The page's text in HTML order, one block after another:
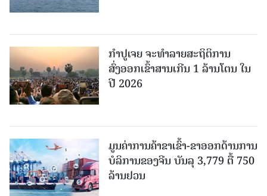
ກຳປູເຈຍ ຈະທຳລາຍສະຖິຕິການ
ສົ່ງອອກເຂົ້າສານເກີນ 1 ລ້ານໂຕນ ໃນ
ປີ 2026
ມູນຄ່າການຄ້າຂາເຂົ້າ-ຂາອອກດ້ານການ
ບໍລິການຂອງຈີນ ບັນລຸ 3,779 ຕື້ 750
ລ້ານຢວນ